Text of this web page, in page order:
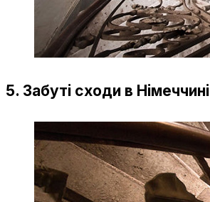
5. Забуті сходи в Німеччині